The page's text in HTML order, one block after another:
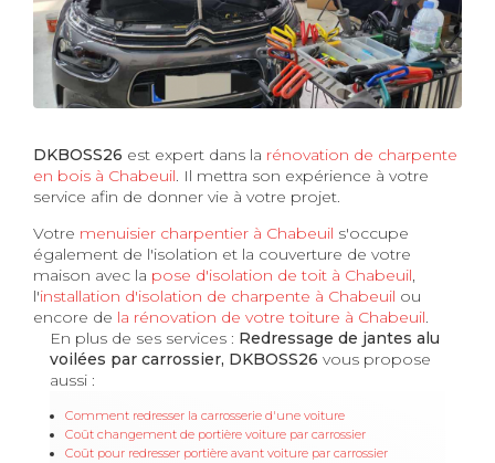
DKBOSS26 est expert dans la rénovation de charpente
en bois à Chabeuil. Il mettra son expérience à votre
service afin de donner vie à votre projet.
Votre menuisier charpentier à Chabeuil s'occupe
également de l'isolation et la couverture de votre
maison avec la pose d'isolation de toit à Chabeuil,
l'installation d'isolation de charpente à Chabeuil ou
encore de la rénovation de votre toiture à Chabeuil.
En plus de ses services : Redressage de jantes alu
voilées par carrossier, DKBOSS26 vous propose
aussi :
Comment redresser la carrosserie d'une voiture
Coût changement de portière voiture par carrossier
Coût pour redresser portière avant voiture par carrossier